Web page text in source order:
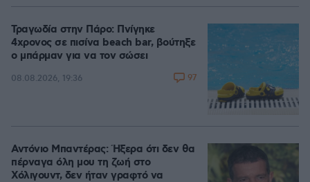
Τραγωδία στην Πάρο: Πνίγηκε
4χρονος σε πισίνα beach bar, βούτηξε
ο μπάρμαν για να τον σώσει
08.08.2026, 19:36 97
Αντόνιο Μπαντέρας: Ήξερα ότι δεν θα
πέρναγα όλη μου τη ζωή στο
Χόλιγουντ, δεν ήταν γραφτό να